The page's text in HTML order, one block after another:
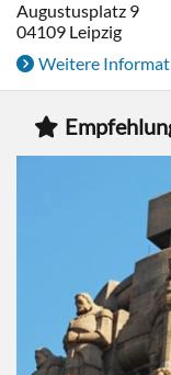
Augustusplatz 9
04109 Leipzig
Weitere